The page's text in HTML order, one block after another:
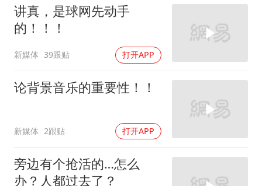
讲真，是球网先动手
的！！！
新媒体 39跟贴 打开APP
论背景音乐的重要性！！
新媒体 2跟贴 打开APP
旁边有个抢活的…怎么
办？人都过去了？